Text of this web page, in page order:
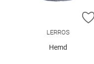
LERROS
Hemd